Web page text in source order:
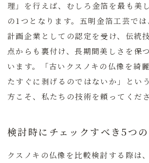
理」を行えば、むしろ金箔を最も美
の1つとなります。 五明金箔工芸で
計画企業としての認定を受け、伝統
点からも裏付け、長期間美しさを保
います。
「古いクスノキの仏像を綺
たすぐに剥げるのではないか」とい
方こそ、私たちの技術を頼ってくださ
検討時にチェックすべき5つ
クスノキの仏像を比較検討する際は